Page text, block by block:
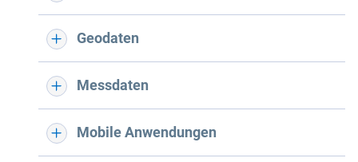
Geodaten
Messdaten
Mobile Anwendungen